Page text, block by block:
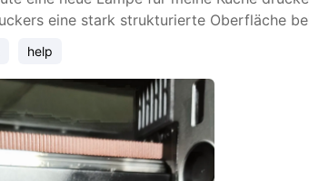
eine stark strukturierte Oberfläche
help